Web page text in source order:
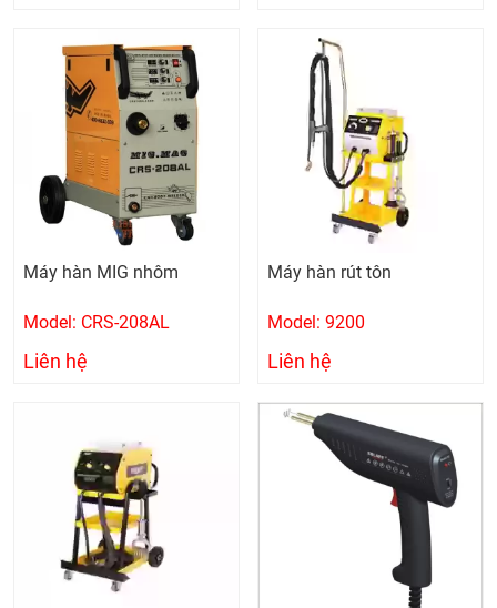
Máy hàn MIG nhôm
Model: CRS-208AL
Liên hệ
Máy hàn rút tôn
Model: 9200
Liên hệ